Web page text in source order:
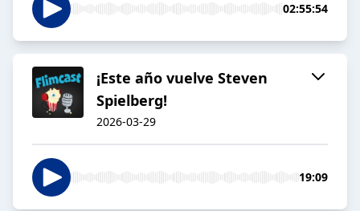
02:55:54
¡Este año vuelve Steven
Spielberg!
2026-03-29
19:09